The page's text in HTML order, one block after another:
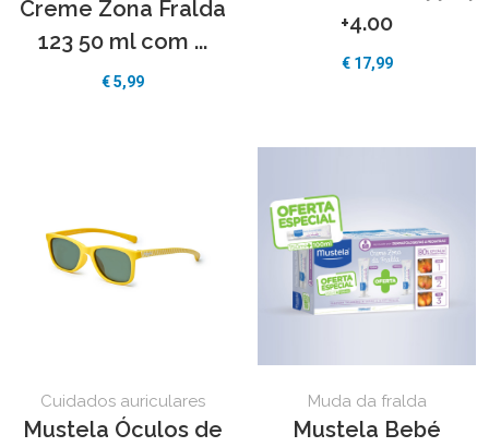
Creme Zona Fralda
123 50 ml com ...
€5,99
+4.00
€ 17,99
Cuidados auriculares
Mustela Óculos de
Muda da fralda
Mustela Bebé